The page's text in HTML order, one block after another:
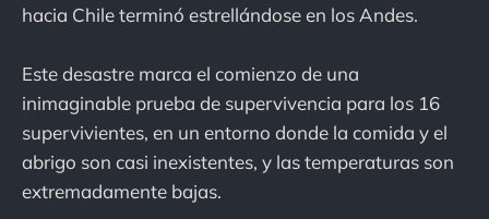
hacia Chile terminó estrellándose en los Andes.
Este desastre marca el comienzo de una
inimaginable prueba de supervivencia para los 16
supervivientes, en un entorno donde la comida y el
abrigo son casi inexistentes, y las temperaturas son
extremadamente bajas.